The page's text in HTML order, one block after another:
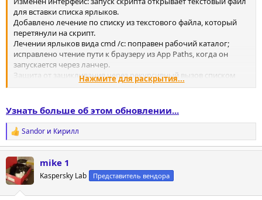
для вставки списка ярлыков.
Добавлено лечение по списку из текстового файла, который
перетянули на скрипт.
Лечении ярлыков вида cmd /c: поправен рабочий каталог;
исправлено чтение пути к браузеру из App Paths, когда он
запускается через ланчер.
Защита от зацикливания через рекурсивный вызов списком
ярлыков самого себя.
пробел в путь выложенного хелпером лога.
Инструкция обновлена.
Нажмите для раскрытия...
Узнать больше об этом обновлении...
Р
е
к
ц
и
Sandor и Кирилл
mike 1
Kaspersky Lab Представитель вендора